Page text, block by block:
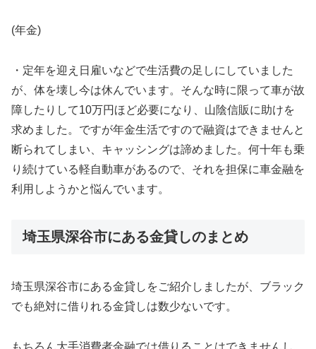
(年金)
・定年を迎え日雇いなどで生活費の足しにしていました
が、体を壊し今は休んでいます。そんな時に限って車が故
障したりして10万円ほど必要になり、山陰信販に助けを
求めました。ですが年金生活ですので融資はできませんと
断られてしまい、キャッシングは諦めました。何十年も乗
り続けている軽自動車があるので、それを担保に車金融を
利用しようかと悩んでいます。
埼玉県深谷市にある金貸しのまとめ
埼玉県深谷市にある金貸しをご紹介しましたが、ブラック
でも絶対に借りれる金貸しは数少ないです。
もちろん大手消費者金融では借りることはできませんし、